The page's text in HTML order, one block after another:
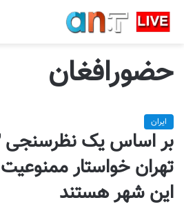
حضورافغان
ایران
تهران خواستار
این شهر هستند